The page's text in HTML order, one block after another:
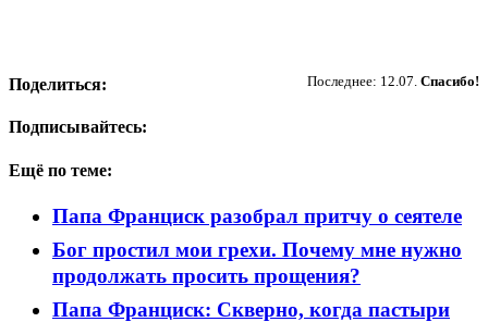
Последнее: 12.07. Спасибо!
Поделиться:
Подписывайтесь:
Ещё по теме:
Папа Франциск разобрал притчу о сеятеле
Бог простил мои грехи. Почему мне нужно
продолжать просить прощения?
Папа Франциск: Скверно, когда пастыри